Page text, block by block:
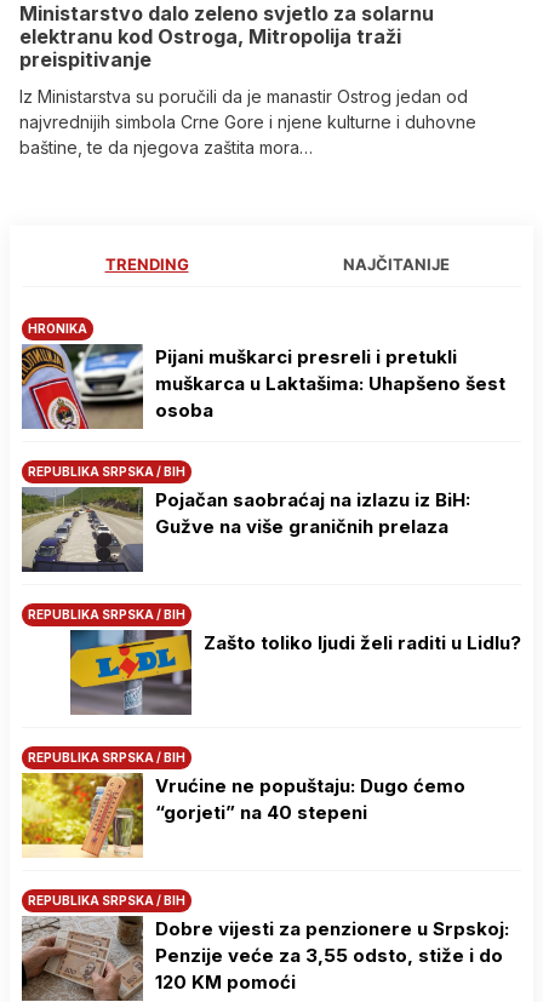
Ministarstvo dalo zeleno svjetlo za solarnu
elektranu kod Ostroga, Mitropolija traži
preispitivanje
Iz Ministarstva su poručili da je manastir Ostrog jedan od
najvrednijih simbola Crne Gore i njene kulturne i duhovne
baštine, te da njegova zaštita mora…
TRENDING NAJČITANIJE
HRONIKA
Pijani muškarci presreli i pretukli
muškarca u Laktašima: Uhapšeno šest
osoba
REPUBLIKA SRPSKA / BIH
Pojačan saobraćaj na izlazu iz BiH:
Gužve na više graničnih prelaza
REPUBLIKA SRPSKA / BIH
Zašto toliko ljudi želi raditi u Lidlu?
REPUBLIKA SRPSKA / BIH
Vrućine ne popuštaju: Dugo ćemo
“gorjeti” na 40 stepeni
REPUBLIKA SRPSKA / BIH
Dobre vijesti za penzionere u Srpskoj:
Penzije veće za 3,55 odsto, stiže i do
120 KM pomoći